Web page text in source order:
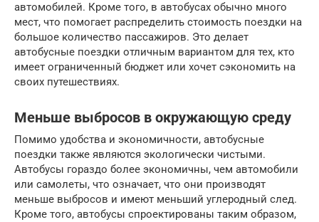
автомобилей. Кроме того, в автобусах обычно много
мест, что помогает распределить стоимость поездки на
большое количество пассажиров. Это делает
автобусные поездки отличным вариантом для тех, кто
имеет ограниченный бюджет или хочет сэкономить на
своих путешествиях.
Меньше выбросов в окружающую среду
Помимо удобства и экономичности, автобусные
поездки также являются экологически чистыми.
Автобусы гораздо более экономичны, чем автомобили
или самолеты, что означает, что они производят
меньше выбросов и имеют меньший углеродный след.
Кроме того, автобусы спроектированы таким образом,